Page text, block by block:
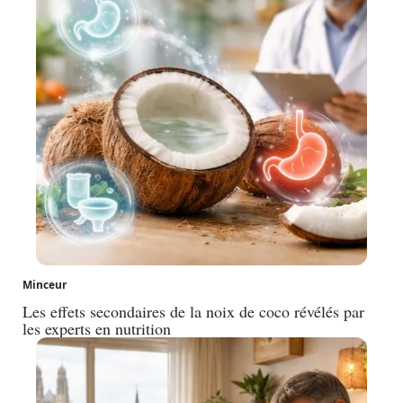
Minceur
Les effets secondaires de la noix de coco révélés par
les experts en nutrition